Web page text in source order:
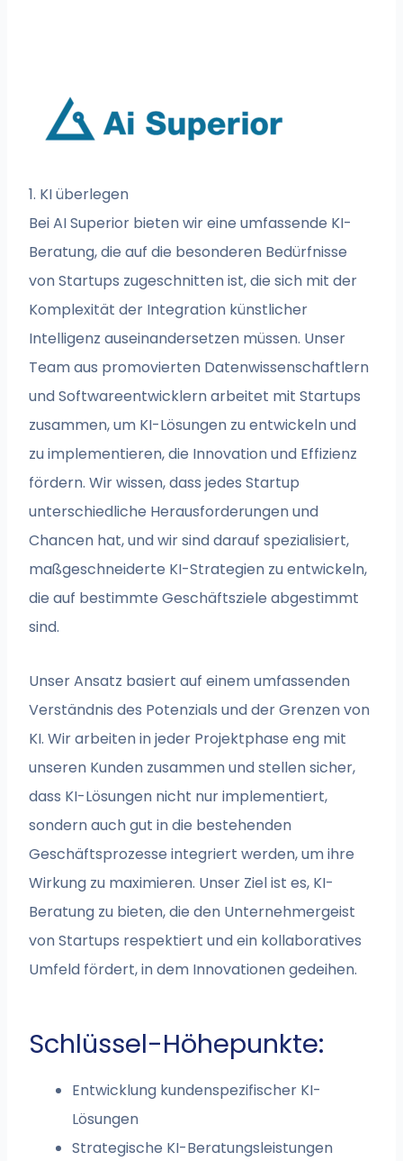
1. KI überlegen
Bei AI Superior bieten wir eine umfassende KI-
Beratung, die auf die besonderen Bedürfnisse
von Startups zugeschnitten ist, die sich mit der
Komplexität der Integration künstlicher
Intelligenz auseinandersetzen müssen. Unser
Team aus promovierten Datenwissenschaftlern
und Softwareentwicklern arbeitet mit Startups
zusammen, um KI-Lösungen zu entwickeln und
zu implementieren, die Innovation und Effizienz
fördern. Wir wissen, dass jedes Startup
unterschiedliche Herausforderungen und
Chancen hat, und wir sind darauf spezialisiert,
maßgeschneiderte KI-Strategien zu entwickeln,
die auf bestimmte Geschäftsziele abgestimmt
sind.
Unser Ansatz basiert auf einem umfassenden
Verständnis des Potenzials und der Grenzen von
KI. Wir arbeiten in jeder Projektphase eng mit
unseren Kunden zusammen und stellen sicher,
dass KI-Lösungen nicht nur implementiert,
sondern auch gut in die bestehenden
Geschäftsprozesse integriert werden, um ihre
Wirkung zu maximieren. Unser Ziel ist es, KI-
Beratung zu bieten, die den Unternehmergeist
von Startups respektiert und ein kollaboratives
Umfeld fördert, in dem Innovationen gedeihen.
Schlüssel-Höhepunkte:
Entwicklung kundenspezifischer KI-
Lösungen
Strategische KI-Beratungsleistungen